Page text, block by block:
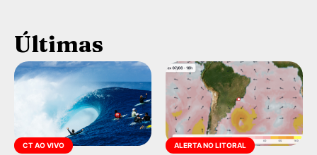
Últimas
CT AO VIVO ALERTA NO LITORAL